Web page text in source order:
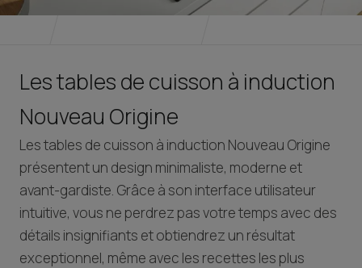
Les tables de cuisson à induction
Nouveau Origine
Les tables de cuisson à induction Nouveau Origine
présentent un design minimaliste, moderne et
avant-gardiste. Grâce à son interface utilisateur
intuitive, vous ne perdrez pas votre temps avec des
détails insignifiants et obtiendrez un résultat
exceptionnel, même avec les recettes les plus